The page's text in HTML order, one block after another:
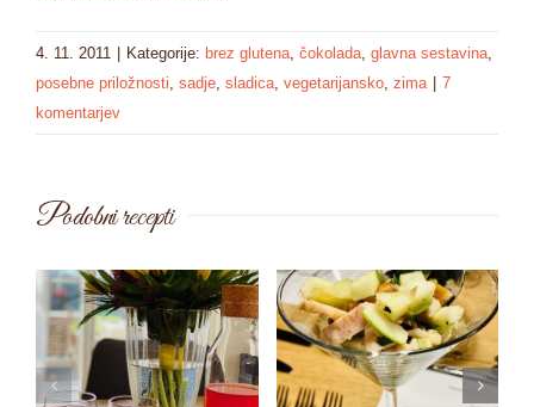
4. 11. 2011 Kategorije: brez glutena čokolada glavna sestavina
posebne priložnosti sadje sladica vegetarijansko zima
7
komentarjev
Podobni recepti